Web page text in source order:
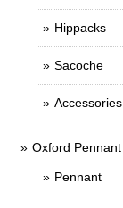
Hippacks
Sacoche
Accessories
Oxford Pennant
Pennant